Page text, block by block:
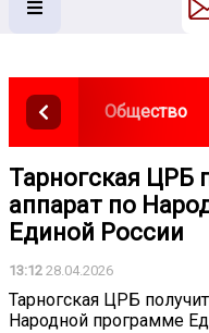
Общество
Тарногская ЦРБ
аппарат по
Единой России
13:12 28.04.2026
Тарногская ЦРБ
Народной программе